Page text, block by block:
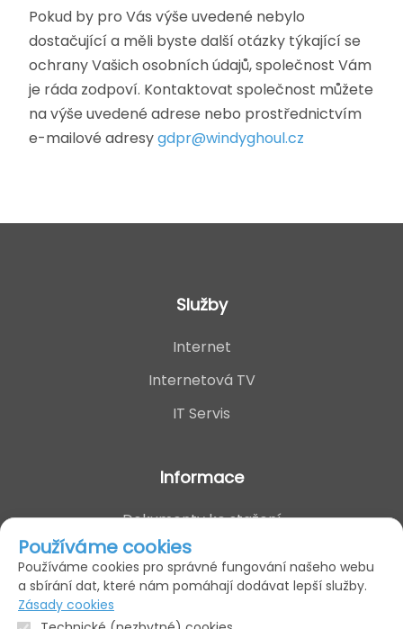
Používáme cookies
Používáme cookies pro správné fungování našeho webu
a sbírání dat, které nám pomáhají dodávat lepší služby.
Zásady cookies
Pokud by pro Vás výše uvedené nebylo
dostačující a měli byste další otázky týkající se
ochrany Vašich osobních údajů, společnost Vám
je ráda zodpoví. Kontaktovat společnost můžete
na výše uvedené adrese nebo prostřednictvím
e-mailové adresygdpr@windyghoul.cz
Služby
Internet
Internetová TV
IT Servis
Informace
Dokumenty ke stažení
Kontakt
Zákaznický portál